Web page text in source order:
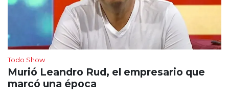
Todo Show
Murió Leandro Rud, el empresario que
marcó una época